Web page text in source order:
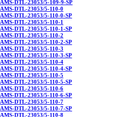
AMS-DTL-23053/5-109-9-SP
AMS-DTL-23053/5-110-0
AMS-DTL-23053/5-110-0-SP
AMS-DTL-23053/5-110-1
AMS-DTL-23053/5-110-1-SP
AMS-DTL-23053/5-110-2
AMS-DTL-23053/5-110-2-SP
AMS-DTL-23053/5-110-3
AMS-DTL-23053/5-110-3-SP
AMS-DTL-23053/5-110-4
AMS-DTL-23053/5-110-4-SP
AMS-DTL-23053/5-110-5
AMS-DTL-23053/5-110-5-SP
AMS-DTL-23053/5-110-6
AMS-DTL-23053/5-110-6-SP
AMS-DTL-23053/5-110-7
AMS-DTL-23053/5-110-7-SP
AMS-DTL-23053/5-110-8